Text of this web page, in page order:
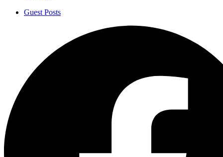
Guest Posts